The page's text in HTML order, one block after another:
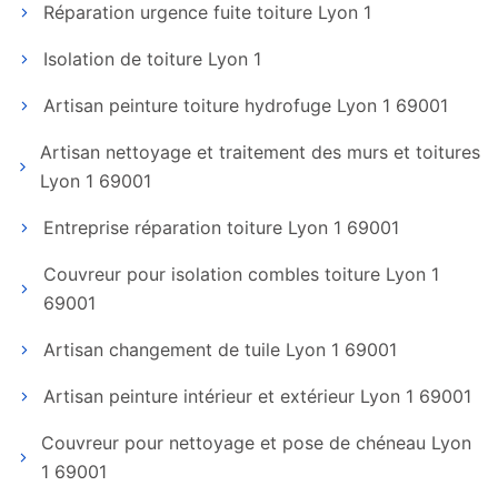
Réparation urgence fuite toiture Lyon 1
Isolation de toiture Lyon 1
Artisan peinture toiture hydrofuge Lyon 1 69001
Artisan nettoyage et traitement des murs et toitures
Lyon 1 69001
Entreprise réparation toiture Lyon 1 69001
Couvreur pour isolation combles toiture Lyon 1
69001
Artisan changement de tuile Lyon 1 69001
Artisan peinture intérieur et extérieur Lyon 1 69001
Couvreur pour nettoyage et pose de chéneau Lyon
1 69001